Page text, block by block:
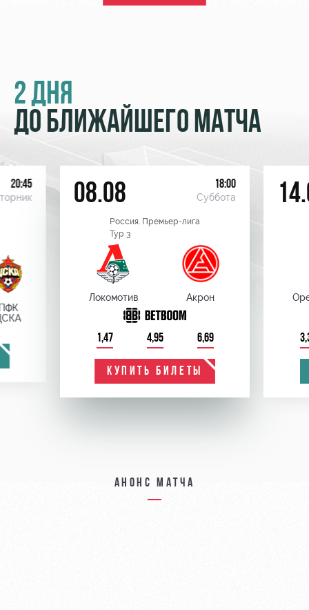
2 ДНЯ
ДО БЛИЖАЙШЕГО МАТЧА
20:45 08.08 18:00
Суббота
Россия. Премьер-лига
Тур 3
Локомотив Акрон
1,47 4,95 6,69
КУПИТЬ БИЛЕТЫ
Анонс матча